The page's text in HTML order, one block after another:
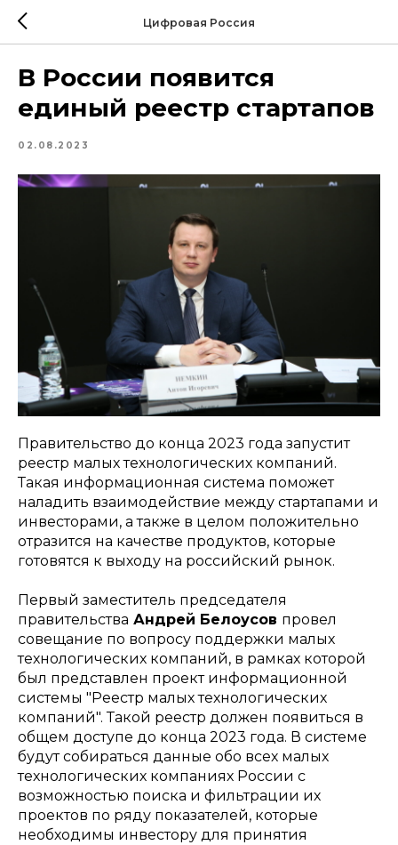
Цифровая Россия
В России появится
единый реестр стартапов
02.08.2023
Правительство до конца 2023 года запустит
реестр малых технологических компаний.
Такая информационная система поможет
наладить взаимодействие между стартапами и
инвесторами, а также в целом положительно
отразится на качестве продуктов, которые
готовятся к выходу на российский рынок.
Первый заместитель председателя
правительства Андрей Белоусов провел
совещание по вопросу поддержки малых
технологических компаний, в рамках которой
был представлен проект информационной
системы "Реестр малых технологических
компаний". Такой реестр должен появиться в
общем доступе до конца 2023 года. В системе
будут собираться данные обо всех малых
технологических компаниях России с
возможностью поиска и фильтрации их
проектов по ряду показателей, которые
необходимы инвестору для принятия